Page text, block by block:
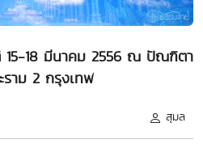
15-18 มีนาคม 2556 ณ ปัณฑิตา
าม 2 กรุงเทพ
สุมล